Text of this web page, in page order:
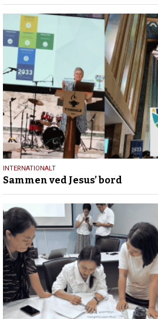
17.
juli
2026
INTERNATIONALT
Sammen ved Jesus’ bord